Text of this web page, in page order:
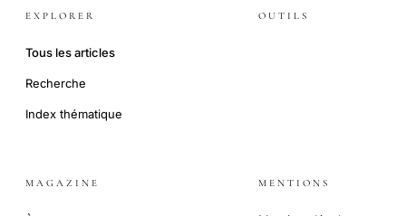
EXPLORER
Tous les articles
Recherche
Index thématique
OUTILS
MAGAZINE MENTIONS